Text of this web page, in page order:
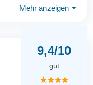
Mehr anzeigen ⏷
9,4/10
gut
★★★★